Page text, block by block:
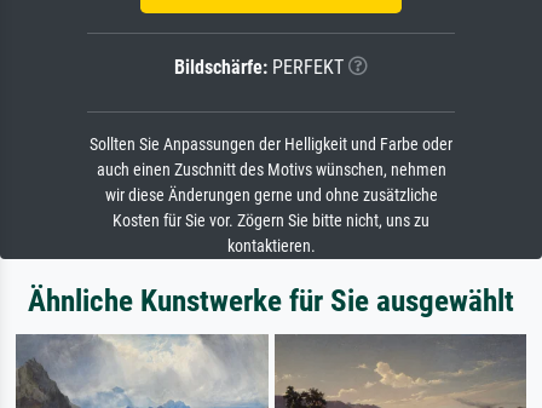
Bildschärfe: PERFEKT
Sollten Sie Anpassungen der Helligkeit und Farbe oder
auch einen Zuschnitt des Motivs wünschen, nehmen
wir diese Änderungen gerne und ohne zusätzliche
Kosten für Sie vor. Zögern Sie bitte nicht, uns zu
kontaktieren.
Ähnliche Kunstwerke für Sie ausgewählt